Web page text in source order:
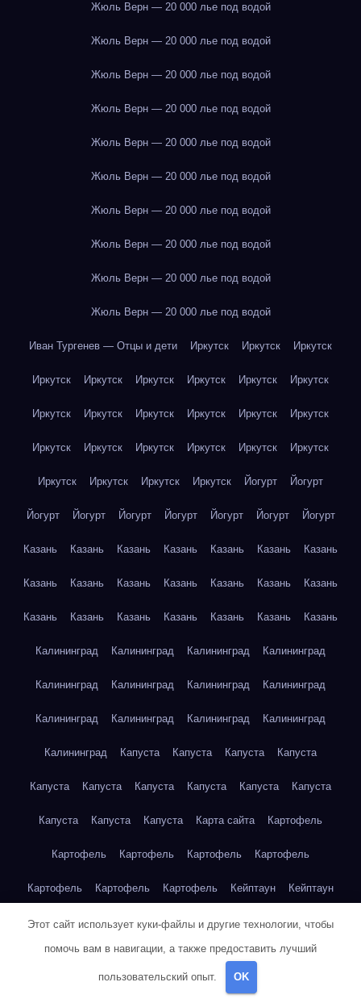
Жюль Верн — 20 000 лье под водой
Жюль Верн — 20 000 лье под водой
Жюль Верн — 20 000 лье под водой
Жюль Верн — 20 000 лье под водой
Жюль Верн — 20 000 лье под водой
Жюль Верн — 20 000 лье под водой
Жюль Верн — 20 000 лье под водой
Жюль Верн — 20 000 лье под водой
Жюль Верн — 20 000 лье под водой
Жюль Верн — 20 000 лье под водой
Иван Тургенев — Отцы и дети Иркутск Иркутск Иркутск
Иркутск Иркутск Иркутск Иркутск Иркутск Иркутск
Иркутск Иркутск Иркутск Иркутск Иркутск Иркутск
Иркутск Иркутск Иркутск Иркутск Иркутск Иркутск
Иркутск Иркутск Иркутск Иркутск Йогурт Йогурт
Йогурт Йогурт Йогурт Йогурт Йогурт Йогурт Йогурт
Казань Казань Казань Казань Казань Казань Казань
Казань Казань Казань Казань Казань Казань Казань
Казань Казань Казань Казань Казань Казань Казань
Калининград Калининград Калининград Калининград
Калининград Калининград Калининград Калининград
Калининград Калининград Калининград Калининград
Калининград Капуста Капуста Капуста Капуста
Капуста Капуста Капуста Капуста Капуста Капуста
Капуста Капуста Капуста Карта сайта Картофель
Картофель Картофель Картофель Картофель
Картофель Картофель Картофель Кейптаун Кейптаун
Кейптаун Кейптаун Кейптаун Кейптаун Кейптаун
Кейптаун Кейптаун Кейптаун Кейптаун Кейптаун
Кейптаун
Этот сайт использует куки-файлы и другие технологии, чтобы
помочь вам в навигации, а также предоставить лучший
пользовательский опыт. OK